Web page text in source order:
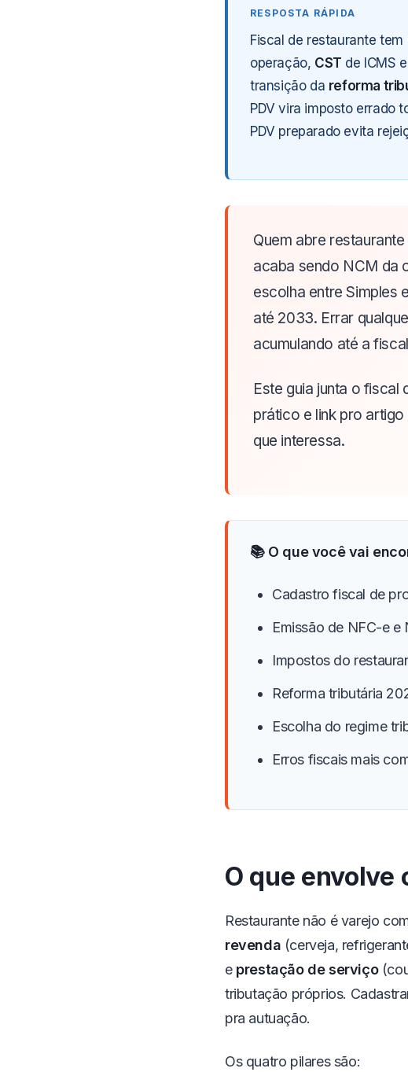
Fiscal de restaurante tem
operação, CST de ICMS
transição da reforma
PDV vira imposto errado
PDV preparado evita
Quem abre
acaba sendo NCM da
escolha entre Simples
até 2033. Errar
acumulando até a
Este guia junta o fiscal
prático e link pro
que interessa.
📚 O que você vai
Cadastro fiscal de
Emissão de NFC-e e
Impostos do
Reforma tributária
Escolha do regime
Erros fiscais mais
O que envolve
Restaurante não é varejo
revenda (cerveja,
e prestação de serviço
tributação próprios.
pra autuação.
Os quatro pilares são: